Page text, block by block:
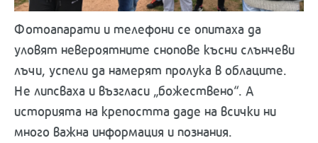
Фотоапарати и телефони се опитаха да
уловят невероятните снопове късни слънчеви
лъчи, успели да намерят пролука в облаците.
Не липсваха и възгласи „божествено“. А
историята на крепостта даде на всички ни
много важна информация и познания.